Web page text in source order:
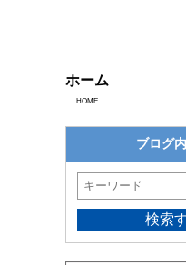
ホーム
HOME
ブログ